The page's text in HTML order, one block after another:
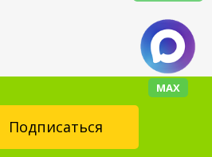
МАХ